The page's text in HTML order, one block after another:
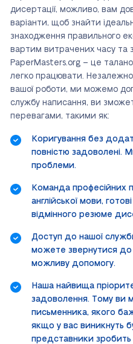
дисертації, можливо, вам
варіанти, щоб знайти
знаходження правильного
вартим витрачених часу та
PaperMasters.org – це
легко працювати.
вашої роботи, ми можемо
службу написання, ви
перевагами, такими як:
Коригування без
повністю задоволені.
проблеми.
Команда професійних
англійської мови,
відмінного резюме
Доступ до нашої
можете звернутися
можливу допомогу.
Наша найвища
задоволення. Тому ви
письменника, якого
якщо у вас виникнуть
представники